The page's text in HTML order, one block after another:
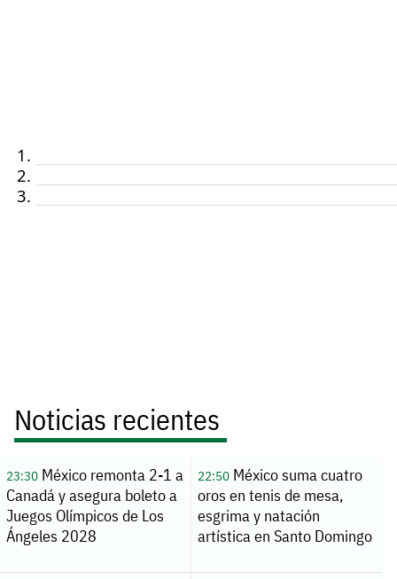
Noticias recientes
23:30México remonta 2-1 a
Canadá y asegura boleto a
Juegos Olímpicos de Los
Ángeles 2028
22:50México suma cuatro
oros en tenis de mesa,
esgrima y natación
artística en Santo Domingo